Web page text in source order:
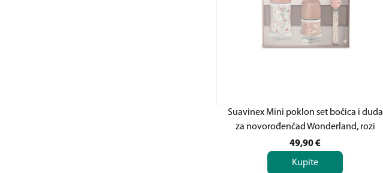
Suavinex Mini poklon set bočica i duda
za novorođenčad Wonderland, rozi
49,90€
Kupite